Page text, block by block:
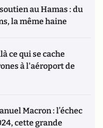
au Hamas : du
la même haine
ce qui se cache
à l'aéroport de
Macron : l’échec
cette grande